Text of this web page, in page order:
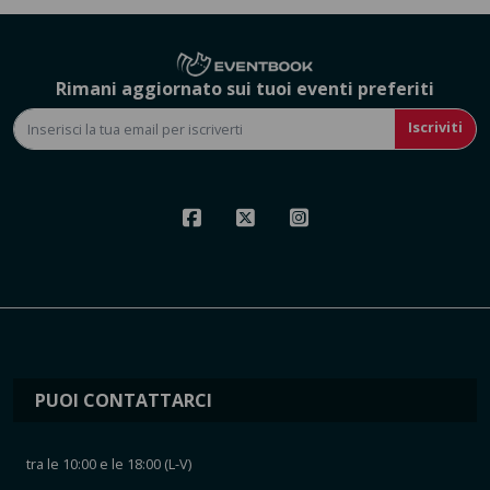
Rimani aggiornato sui tuoi eventi preferiti
Iscriviti
PUOI CONTATTARCI
tra le 10:00 e le 18:00 (L-V)